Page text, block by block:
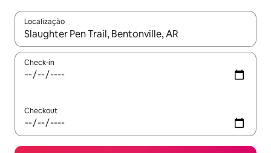
Localização
Quando os resultados estiverem disponíveis, explore-os
Check-in
Checkout